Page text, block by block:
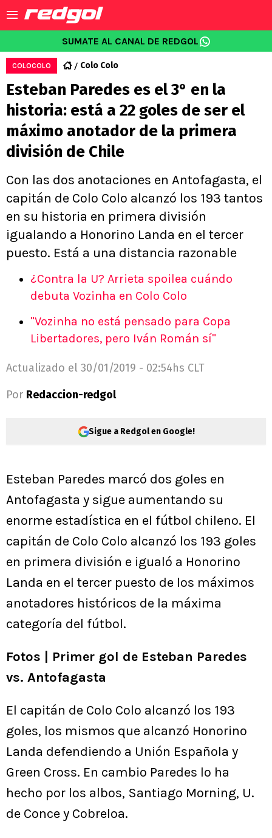
SUMATE AL CANAL DE REDGOL
COLOCOLO Colo Colo
Esteban Paredes es el 3° en la
historia: está a 22 goles de ser el
máximo anotador de la primera
división de Chile
Con las dos anotaciones en Antofagasta, el
capitán de Colo Colo alcanzó los 193 tantos
en su historia en primera división
igualando a Honorino Landa en el tercer
puesto. Está a una distancia razonable
¿Contra la U? Arrieta spoilea cuándo
debuta Vozinha en Colo Colo
"Vozinha no está pensado para Copa
Libertadores, pero Iván Román sí"
Actualizado el 30/01/2019 - 02:54hs CLT
Por Redaccion-redgol
Sigue a Redgol en Google!
Esteban Paredes marcó dos goles en
Antofagasta y sigue aumentando su
enorme estadística en el fútbol chileno. El
capitán de Colo Colo alcanzó los 193 goles
en primera división e igualó a Honorino
Landa en el tercer puesto de los máximos
anotadores históricos de la máxima
categoría del fútbol.
Fotos | Primer gol de Esteban Paredes
vs. Antofagasta
El capitán de Colo Colo alcanzó los 193
goles, los mismos que alcanzó Honorino
Landa defendiendo a Unión Española y
Green Cross. En cambio Paredes lo ha
hecho por los albos, Santiago Morning, U.
de Conce y Cobreloa.